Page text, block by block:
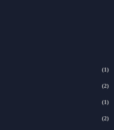
(1)
(2)
(1)
(2)